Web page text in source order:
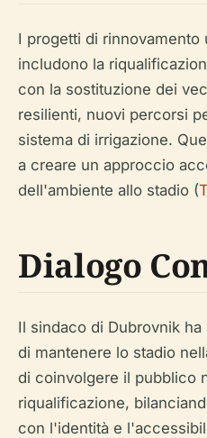
I progetti di rinnovamento
includono la
con la sostituzione dei
resilienti, nuovi percorsi
sistema di irrigazione.
a creare un approccio
dell'ambiente allo stadio (
Dialogo
Il sindaco di Dubrovnik
di mantenere lo stadio
di coinvolgere il pubblico
riqualificazione,
con l'identità e